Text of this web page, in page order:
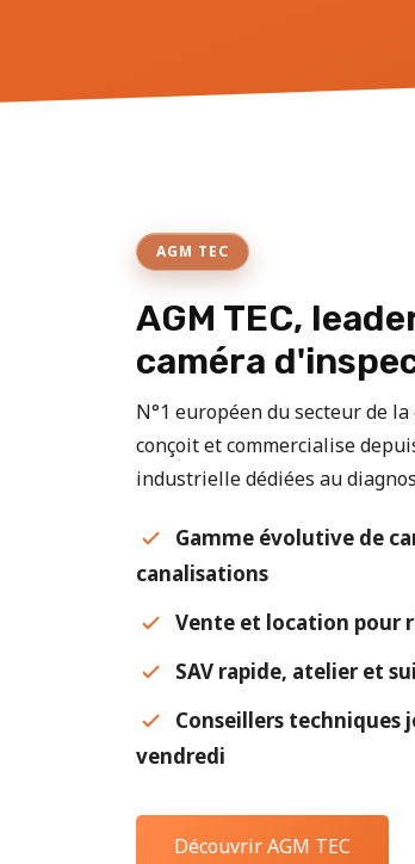
AGM TEC
AGM TEC,
caméra
N°1 européen du secteur de
conçoit et commercialise
industrielle dédiées au
Gamme évolutive de
canalisations
Vente et location pour
SAV rapide, atelier et
Conseillers techniques
vendredi
Découvrir AGM TEC